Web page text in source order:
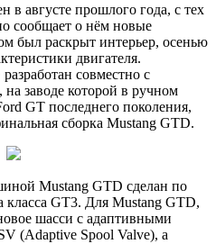
в августе прошлого года, с тех
сообщает о нём новые
был раскрыт интерьер, осенью
двигателя.
совместно с
заводе которой в ручном
GT последнего поколения,
сборка Mustang GTD.
Mustang GTD сделан по
GT3. Для Mustang GTD,
шасси с адаптивными
(Adaptive Spool Valve), а